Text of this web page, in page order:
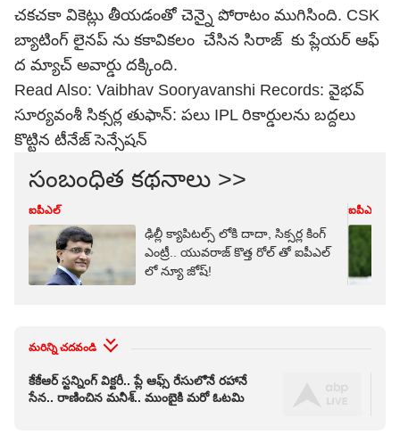
చ‌క‌చ‌కా వికెట్లు తీయ‌డంతో చెన్నై పోరాటం ముగిసింది. CSK
బ్యాటింగ్ లైనప్ ను కకావికలం చేసిన సిరాజ్ కు ప్లేయ‌ర్ ఆఫ్
ద మ్యాచ్ అవార్డు ద‌క్కింది.
Read Also: Vaibhav Sooryavanshi Records: వైభవ్
సూర్యవంశీ సిక్సర్ల తుఫాన్: పలు IPL రికార్డులను బద్దలు
కొట్టిన టీనేజ్ సెన్సేషన్
సంబంధిత కథనాలు >>
ఐపీఎల్
ఢిల్లీ క్యాపిటల్స్ లోకి దాదా, సిక్సర్ల కింగ్
ఎంట్రీ.. యువరాజ్ కొత్త రోల్ తో ఐపీఎల్
లో న్యూ జోష్!
ఐపీఎల్
మరిన్ని చదవండి
కేకేఆర్ స్ట‌న్నింగ్ విక్ట‌రీ.. ప్లే ఆఫ్స్ రేసులోనే ర‌హానే
సేన‌.. రాణించిన మ‌నీశ్.. ముంబైకి మ‌రో ఓట‌మి